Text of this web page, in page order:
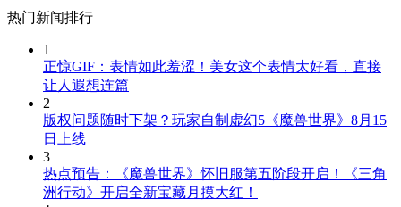
热门新闻排行
1
正惊GIF：表情如此羞涩！美女这个表情太好看，直接
让人遐想连篇
2
版权问题随时下架？玩家自制虚幻5《魔兽世界》8月15
日上线
3
热点预告：《魔兽世界》怀旧服第五阶段开启！《三角
洲行动》开启全新宝藏月摸大红！